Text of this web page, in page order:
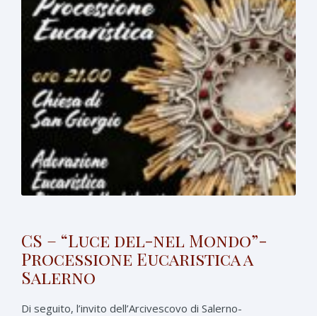
CS – “Luce del-nel Mondo”-
Processione Eucaristica a
Salerno
Di seguito, l’invito dell’Arcivescovo di Salerno-